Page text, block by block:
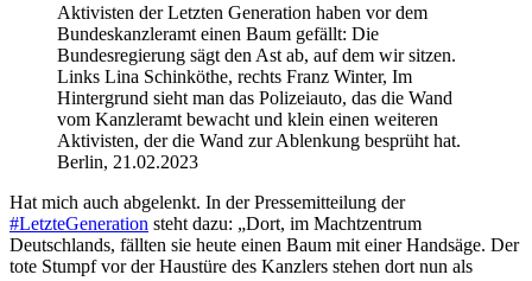
Aktivisten der Letzten Generation haben vor dem
Bundeskanzleramt einen Baum gefällt: Die
Bundesregierung sägt den Ast ab, auf dem wir sitzen.
Links Lina Schinköthe, rechts Franz Winter, Im
Hintergrund sieht man das Polizeiauto, das die Wand
vom Kanzleramt bewacht und klein einen weiteren
Aktivisten, der die Wand zur Ablenkung besprüht hat.
Berlin, 21.02.2023
Hat mich auch abgelenkt. In der Pressemitteilung der
#LetzteGeneration steht dazu: „Dort, im Machtzentrum
Deutschlands, fällten sie heute einen Baum mit einer Handsäge. Der
tote Stumpf vor der Haustüre des Kanzlers stehen dort nun als